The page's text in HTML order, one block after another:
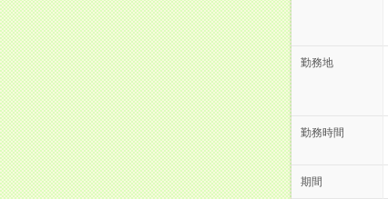
勤務地
勤務時間
期間